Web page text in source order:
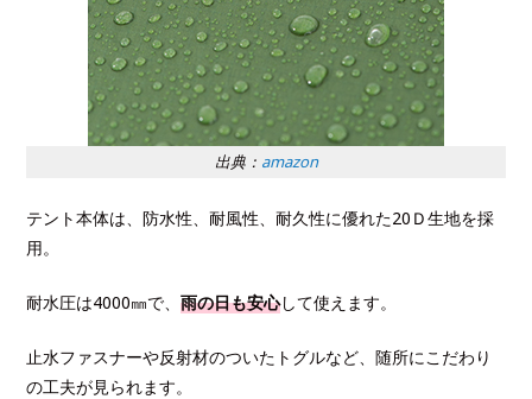
出典： amazon
テント本体は、防水性、耐風性、耐久性に優れた20Ｄ生地を採
用。
耐水圧は4000㎜で、雨の日も安心して使えます。
止水ファスナーや反射材のついたトグルなど、随所にこだわり
の工夫が見られます。